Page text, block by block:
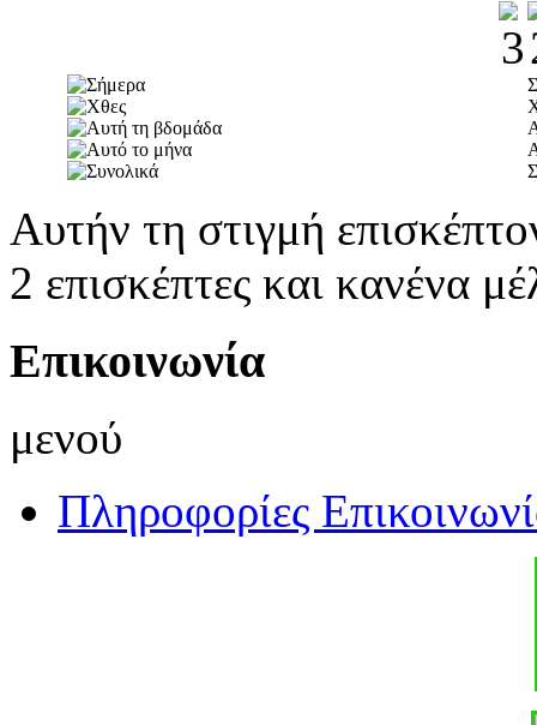
Αυτήν τη στιγμή
2 επισκέπτες και κανένα
Επικοινωνία
μενού
Πληροφορίες